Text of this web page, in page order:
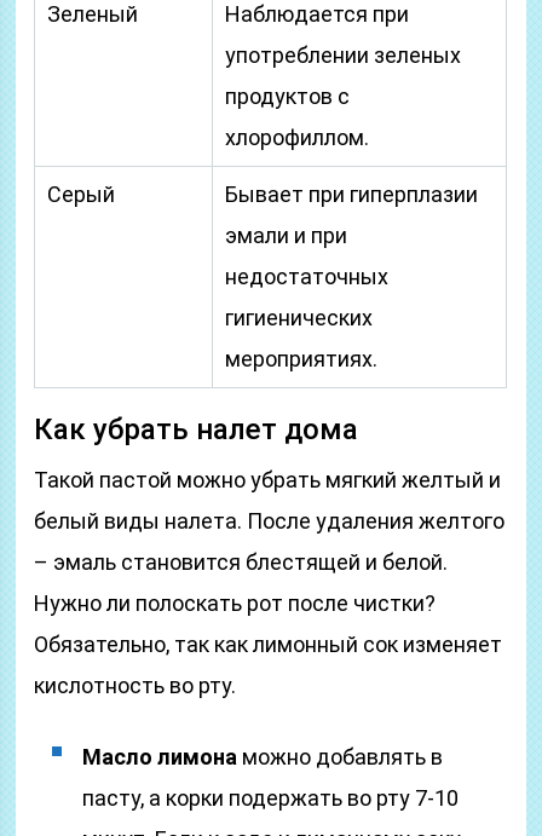
Зеленый
Наблюдается при
употреблении зеленых
продуктов с
хлорофиллом.
Серый
Бывает при гиперплазии
эмали и при
недостаточных
гигиенических
мероприятиях.
Как убрать налет дома
Такой пастой можно убрать мягкий желтый и
белый виды налета. После удаления желтого
– эмаль становится блестящей и белой.
Нужно ли полоскать рот после чистки?
Обязательно, так как лимонный сок изменяет
кислотность во рту.
Масло лимона можно добавлять в
пасту, а корки подержать во рту 7-10